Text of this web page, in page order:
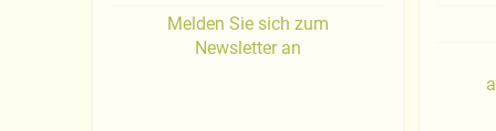
Melden Sie sich zum
Newsletter an